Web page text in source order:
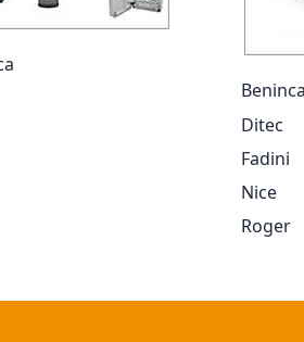
Ditec
Fadini
Nice
Roger